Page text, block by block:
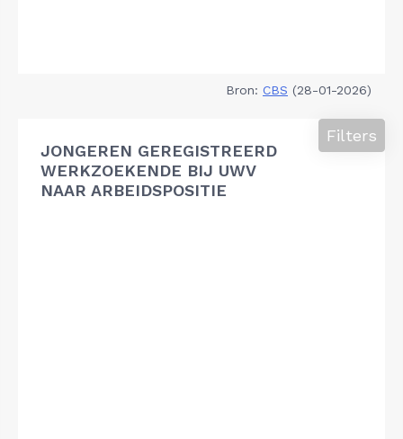
Bron: CBS (28-01-2026)
JONGEREN GEREGISTREERD
WERKZOEKENDE BIJ UWV
NAAR ARBEIDSPOSITIE
Filters